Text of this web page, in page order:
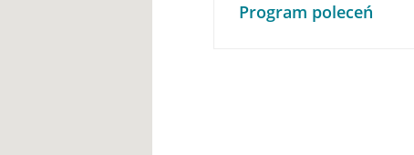
Program poleceń